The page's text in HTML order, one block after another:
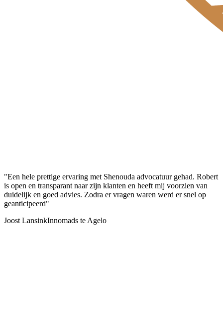
"Een hele prettige ervaring met Shenouda advocatuur gehad. Robert
is open en transparant naar zijn klanten en heeft mij voorzien van
duidelijk en goed advies. Zodra er vragen waren werd er snel op
geanticipeerd"
Joost LansinkInnomads te Agelo